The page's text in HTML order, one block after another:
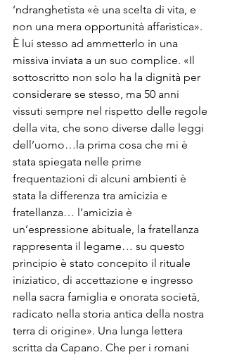
‘ndranghetista «è una scelta di vita, e
non una mera opportunità affaristica».
È lui stesso ad ammetterlo in una
missiva inviata a un suo complice. «Il
sottoscritto non solo ha la dignità per
considerare se stesso, ma 50 anni
vissuti sempre nel rispetto delle regole
della vita, che sono diverse dalle leggi
dell’uomo…la prima cosa che mi è
stata spiegata nelle prime
frequentazioni di alcuni ambienti è
stata la differenza tra amicizia e
fratellanza… l’amicizia è
un’espressione abituale, la fratellanza
rappresenta il legame… su questo
principio è stato concepito il rituale
iniziatico, di accettazione e ingresso
nella sacra famiglia e onorata società,
radicato nella storia antica della nostra
terra di origine». Una lunga lettera
scritta da Capano. Che per i romani